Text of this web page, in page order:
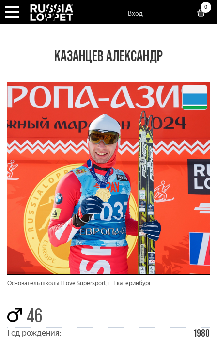
Вход
0
КАЗАНЦЕВ АЛЕКСАНДР
Основатель школы I Love Supersport, г. Екатеринбург
46
Год рождения: 1980